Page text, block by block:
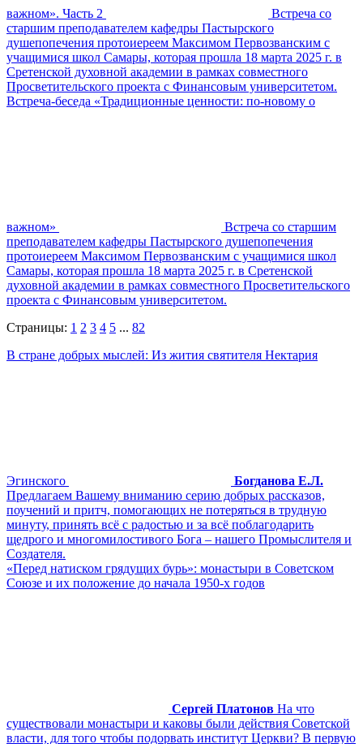
важном». Часть 2
Встреча со
старшим преподавателем кафедры Пастырского
душепопечения протоиереем Максимом Первозванским с
учащимися школ Самары, которая прошла 18 марта 2025 г. в
Сретенской духовной академии в рамках совместного
Просветительского проекта с Финансовым университетом.
Встреча-беседа «Традиционные ценности: по-новому о
важном»
Встреча со старшим
преподавателем кафедры Пастырского душепопечения
протоиереем Максимом Первозванским с учащимися школ
Самары, которая прошла 18 марта 2025 г. в Сретенской
духовной академии в рамках совместного Просветительского
проекта с Финансовым университетом.
Страницы: 1 2 3 4 5 ... 82
В стране добрых мыслей: Из жития святителя Нектария
Эгинского
Богданова Е.Л.
Предлагаем Вашему вниманию серию добрых рассказов,
поучений и притч, помогающих не потеряться в трудную
минуту, принять всё с радостью и за всё поблагодарить
щедрого и многомилостивого Бога – нашего Промыслителя и
Создателя.
«Перед натиском грядущих бурь»: монастыри в Советском
Союзе и их положение до начала 1950-х годов
Сергей Платонов На что
существовали монастыри и каковы были действия Советской
власти, для того чтобы подорвать институт Церкви? В первую